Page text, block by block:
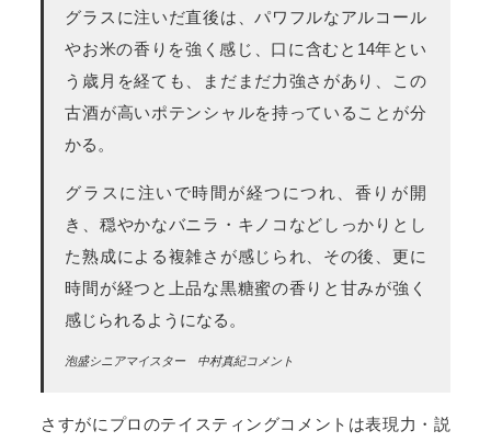
グラスに注いだ直後は、パワフルなアルコール
やお米の香りを強く感じ、口に含むと14年とい
う歳月を経ても、まだまだ力強さがあり、この
古酒が高いポテンシャルを持っていることが分
かる。
グラスに注いで時間が経つにつれ、香りが開
き、穏やかなバニラ・キノコなどしっかりとし
た熟成による複雑さが感じられ、その後、更に
時間が経つと上品な黒糖蜜の香りと甘みが強く
感じられるようになる。
泡盛シニアマイスター 中村真紀コメント
さすがにプロのテイスティングコメントは表現力・説